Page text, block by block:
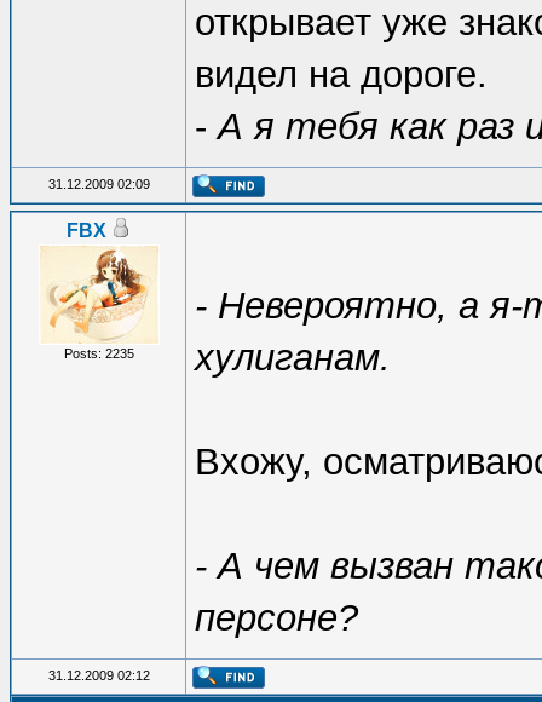
открывает уже
видел на дороге.
-А я тебя как раз
31.12.2009 02:09
FBX
Posts: 2235
- Невероятно, а я-
хулиганам.
Вхожу,
- А чем вызван
персоне?
31.12.2009 02:12